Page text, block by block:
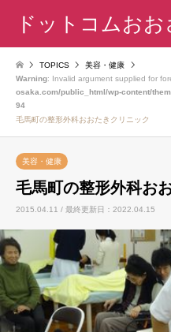
ドットコムおお
TOPICS
美容・健康
Warning: Invalid argument supplied for
osaka.com/public_html/wp-content/
94
毛馬町の整形外科おおたきクリニック
美容・健康
毛馬町の整形外科お
2015.04.11 / 最終更新日：2022.04.15